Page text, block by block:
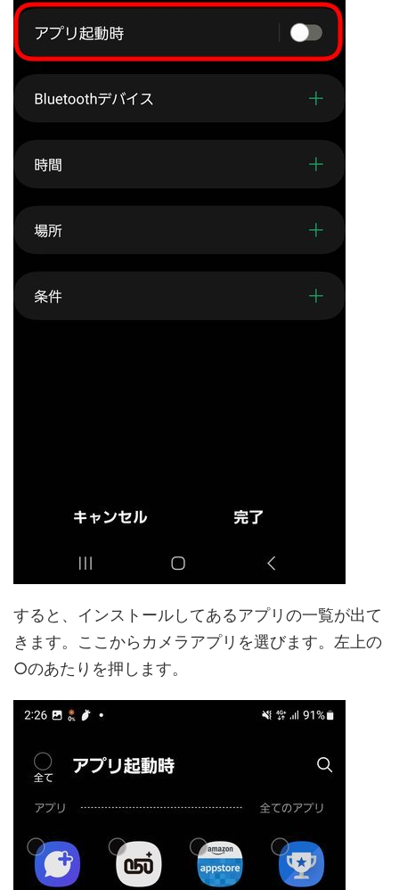
すると、インストールしてあるアプリの一覧が出て
きます。ここからカメラアプリを選びます。左上の
○のあたりを押します。